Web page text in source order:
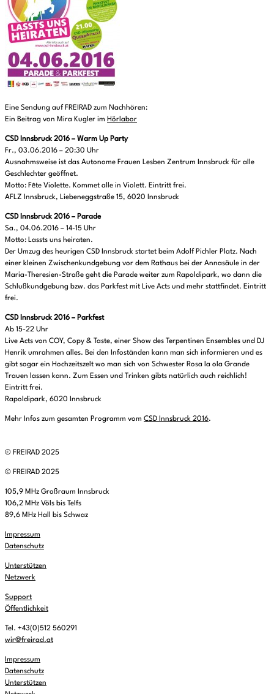
Eine Sendung auf FREIRAD zum Nachhören:
Ein Beitrag von Mira Kugler im Hörlabor
CSD Innsbruck 2016 – Warm Up Party
Fr., 03.06.2016 – 20:30 Uhr
Ausnahmsweise ist das Autonome Frauen Lesben Zentrum Innsbruck für alle
Geschlechter geöffnet.
Motto: Fête Violette. Kommet alle in Violett. Eintritt frei.
AFLZ Innsbruck, Liebeneggstraße 15, 6020 Innsbruck
CSD Innsbruck 2016 – Parade
Sa., 04.06.2016 – 14-15 Uhr
Motto: Lassts uns heiraten.
Der Umzug des heurigen CSD Innsbruck startet beim Adolf Pichler Platz. Nach
einer kleinen Zwischenkundgebung vor dem Rathaus bei der Annasäule in der
Maria-Theresien-Straße geht die Parade weiter zum Rapoldipark, wo dann die
Schlußkundgebung bzw. das Parkfest mit Live Acts und mehr stattfindet. Eintritt
frei.
CSD Innsbruck 2016 – Parkfest
Ab 15-22 Uhr
Live Acts von COY, Copy & Taste, einer Show des Terpentinen Ensembles und DJ
Henrik umrahmen alles. Bei den Infoständen kann man sich informieren und es
gibt sogar ein Hochzeitszelt wo man sich von Schwester Rosa la ola Grande
Trauen lassen kann. Zum Essen und Trinken gibts natürlich auch reichlich!
Eintritt frei.
Rapoldipark, 6020 Innsbruck
Mehr Infos zum gesamten Programm vom CSD Innsbruck 2016.
© FREIRAD 2025
© FREIRAD 2025
105,9 MHz Großraum Innsbruck
106,2 MHz Völs bis Telfs
89,6 MHz Hall bis Schwaz
Impressum
Datenschutz
Unterstützen
Netzwerk
Support
Öffentlichkeit
Tel. +43(0)512 560291
wir@freirad.at
Impressum
Datenschutz
Unterstützen